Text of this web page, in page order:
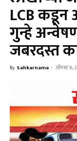
LCB कडून
गुन्हे
जबरदस्त
By Sahkarnama - ऑगस्ट 6,